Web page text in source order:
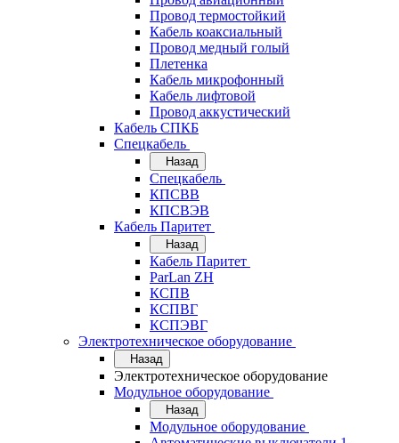
Провод термостойкий
Кабель коаксиальный
Провод медный голый
Плетенка
Кабель микрофонный
Кабель лифтовой
Провод аккустический
Кабель СПКБ
Спецкабель
Назад
Спецкабель
КПСВВ
КПСВЭВ
Кабель Паритет
Назад
Кабель Паритет
ParLan ZH
КСПВ
КСПВГ
КСПЭВГ
Электротехническое оборудование
Назад
Электротехническое оборудование
Модульное оборудование
Назад
Модульное оборудование